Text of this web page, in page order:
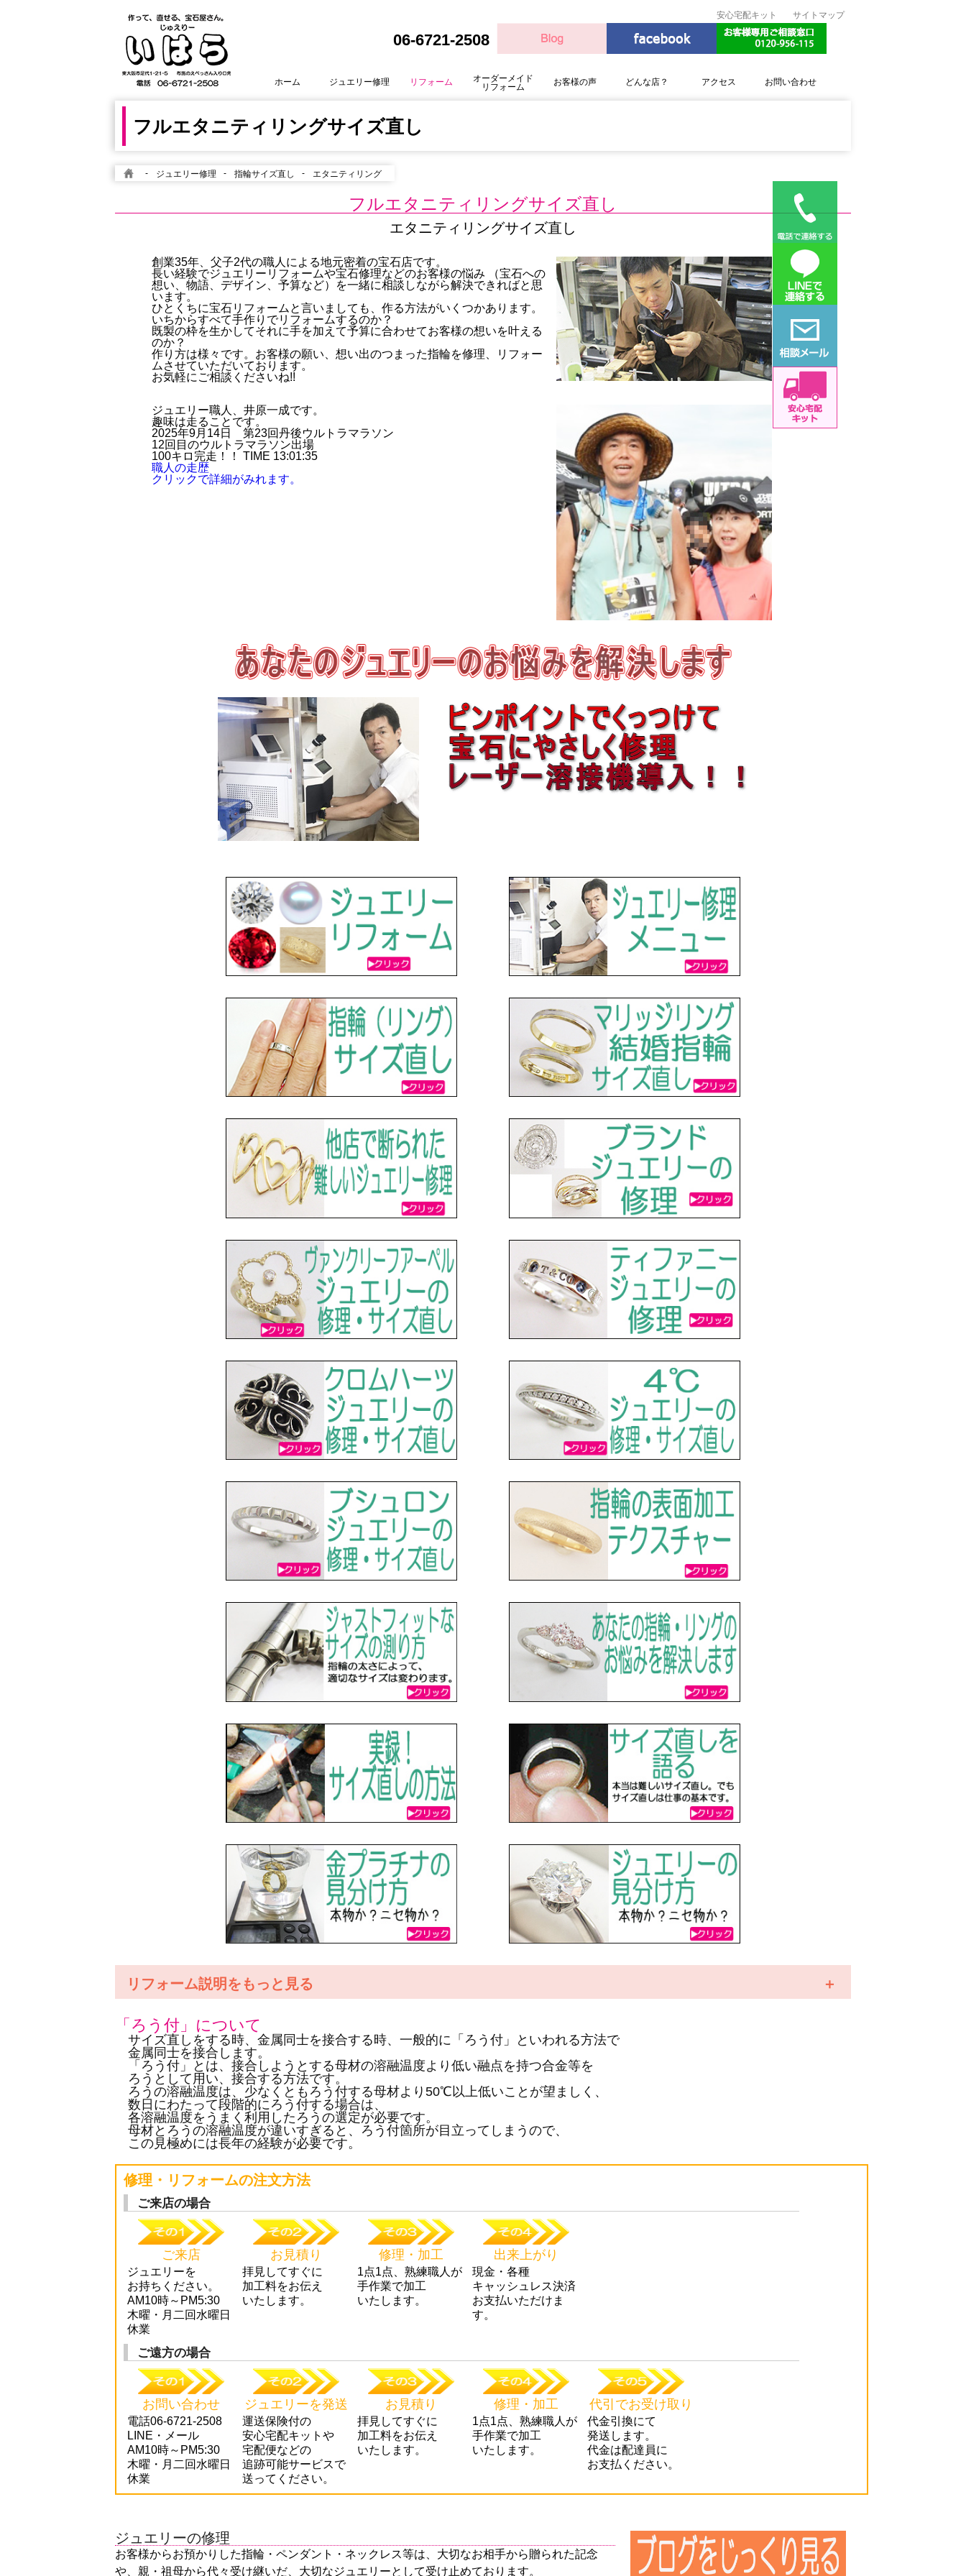
安心宅配キット サイトマップ
06-6721-2508
ホーム ジュエリー修理 リフォーム
オーダーメイド
リフォーム
お客様の声 どんな店？ アクセス お問い合わせ
フルエタニティリングサイズ直し
- ジュエリー修理 - 指輪サイズ直し - エタニティリング
フルエタニティリングサイズ直し
エタニティリングサイズ直し
創業35年、父子2代の職人による地元密着の宝石店です。
長い経験でジュエリーリフォームや宝石修理などのお客様の悩み （宝石への
想い、物語、デザイン、予算など）を一緒に相談しながら解決できればと思
います。
ひとくちに宝石リフォームと言いましても、作る方法がいくつかあります。
いちからすべて手作りでリフォームするのか？
既製の枠を生かしてそれに手を加えて予算に合わせてお客様の想いを叶える
のか？
作り方は様々です。お客様の願い、想い出のつまった指輪を修理、リフォー
ムさせていただいております。
お気軽にご相談くださいね!!
ジュエリー職人、井原一成です。
趣味は走ることです。
2025年9月14日 第23回丹後ウルトラマラソン
12回目のウルトラマラソン出場
100キロ完走！！ TIME 13:01:35
職人の走歴
クリックで詳細がみれます。
リフォーム説明をもっと見る
「ろう付」について
サイズ直しをする時、金属同士を接合する時、一般的に「ろう付」といわれる方法で
金属同士を接合します。
「ろう付」とは、接合しようとする母材の溶融温度より低い融点を持つ合金等を
ろうとして用い、接合する方法です。
ろうの溶融温度は、少なくともろう付する母材より50℃以上低いことが望ましく、
数日にわたって段階的にろう付する場合は、
各溶融温度をうまく利用したろうの選定が必要です。
母材とろうの溶融温度が違いすぎると、ろう付箇所が目立ってしまうので、
この見極めには長年の経験が必要です。
修理・リフォームの注文方法
ご来店の場合
ご来店
ジュエリーを
お持ちください。
AM10時～PM5:30
木曜・月二回水曜日
休業
お見積り
拝見してすぐに
加工料をお伝え
いたします。
修理・加工
1点1点、熟練職人が
手作業で加工
いたします。
出来上がり
現金・各種
キャッシュレス決済
お支払いただけま
す。
ご遠方の場合
お問い合わせ
電話06-6721-2508
LINE・メール
AM10時～PM5:30
木曜・月二回水曜日
休業
ジュエリーを発送
運送保険付の
安心宅配キットや
宅配便などの
追跡可能サービスで
送ってください。
お見積り
拝見してすぐに
加工料をお伝え
いたします。
修理・加工
1点1点、熟練職人が
手作業で加工
いたします。
代引でお受け取り
代金引換にて
発送します。
代金は配達員に
お支払ください。
ジュエリーの修理
お客様からお預かりした指輪・ペンダント・ネックレス等は、大切なお相手から贈られた記念
や、親・祖母から代々受け継いだ、大切なジュエリーとして受け止めております。